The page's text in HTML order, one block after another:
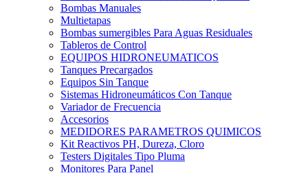
Bombas Manuales
Multietapas
Bombas sumergibles Para Aguas Residuales
Tableros de Control
EQUIPOS HIDRONEUMATICOS
Tanques Precargados
Equipos Sin Tanque
Sistemas Hidroneumáticos Con Tanque
Variador de Frecuencia
Accesorios
MEDIDORES PARAMETROS QUIMICOS
Kit Reactivos PH, Dureza, Cloro
Testers Digitales Tipo Pluma
Monitores Para Panel